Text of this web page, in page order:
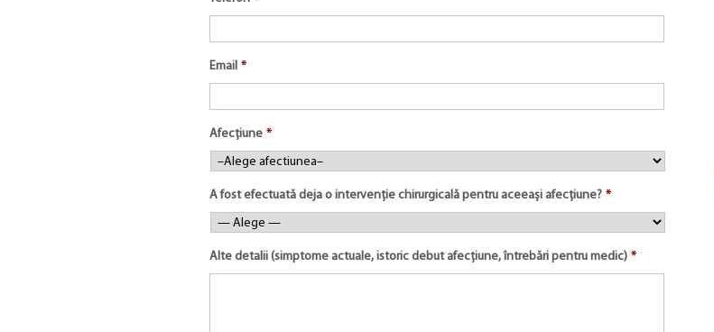
Email *
Afecțiune *
A fost efectuată deja o intervenție chirurgicală pentru aceeași afecțiune? *
Alte detalii (simptome actuale, istoric debut afecțiune, întrebări pentru medic) *